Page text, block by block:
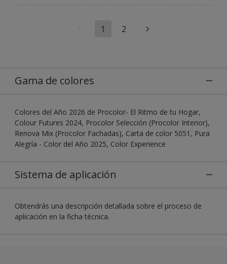
1 2
Gama de colores
Colores del Año 2026 de Procolor- El Ritmo de tu Hogar,
Colour Futures 2024, Procolor Selección (Procolor Interior),
Renova Mix (Procolor Fachadas), Carta de color 5051, Pura
Alegría - Color del Año 2025, Color Experience
Sistema de aplicación
Obtendrás una descripción detallada sobre el proceso de
aplicación en la ficha técnica.